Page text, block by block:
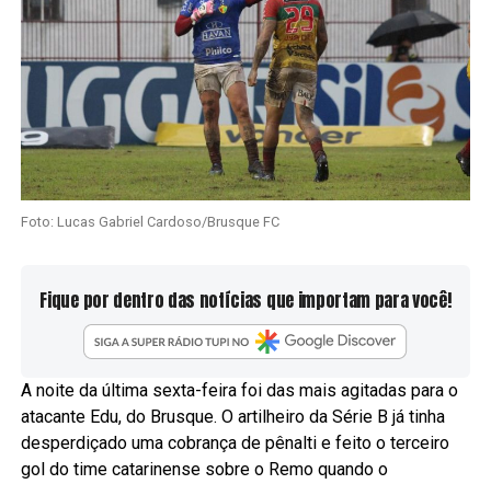
Foto: Lucas Gabriel Cardoso/Brusque FC
Fique por dentro das notícias que importam para você!
A noite da última sexta-feira foi das mais agitadas para o
atacante Edu, do Brusque. O artilheiro da Série B já tinha
desperdiçado uma cobrança de pênalti e feito o terceiro
gol do time catarinense sobre o Remo quando o